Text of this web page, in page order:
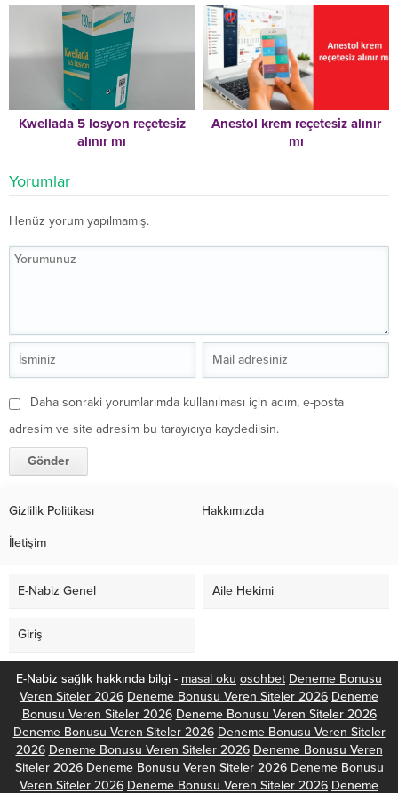
Kwellada 5 losyon reçetesiz
alınır mı
Anestol krem reçetesiz alınır
mı
Yorumlar
Henüz yorum yapılmamış.
Daha sonraki yorumlarımda kullanılması için adım, e-posta
adresim ve site adresim bu tarayıcıya kaydedilsin.
Gizlilik Politikası Hakkımızda
İletişim
E-Nabiz Genel Aile Hekimi
Giriş
E-Nabiz sağlık hakkında bilgi - masal oku osohbet Deneme Bonusu
Veren Siteler 2026 Deneme Bonusu Veren Siteler 2026 Deneme
Bonusu Veren Siteler 2026 Deneme Bonusu Veren Siteler 2026
Deneme Bonusu Veren Siteler 2026 Deneme Bonusu Veren Siteler
2026 Deneme Bonusu Veren Siteler 2026 Deneme Bonusu Veren
Siteler 2026 Deneme Bonusu Veren Siteler 2026 Deneme Bonusu
Veren Siteler 2026 Deneme Bonusu Veren Siteler 2026 Deneme